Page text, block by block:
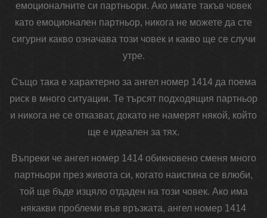
емоционалните си партньори. Ако имате такъв човек
като емоционален партньор, никога не можете да сте
сигурни какво означава този човек и какво ще се случи
утре.
Също така е характерно за ангел номер 1414 да поема
риск в много ситуации. Те търсят подходящия партньор
и никога не се отказват, докато не намерят някой, който
ще е идеален за тях.
Въпреки че ангел номер 1414 обикновено сменя много
партньори през живота си, когато наистина се влюби,
той ще бъде изцяло отдаден на този човек. Ако има
някакви проблеми във връзката, ангел номер 1414